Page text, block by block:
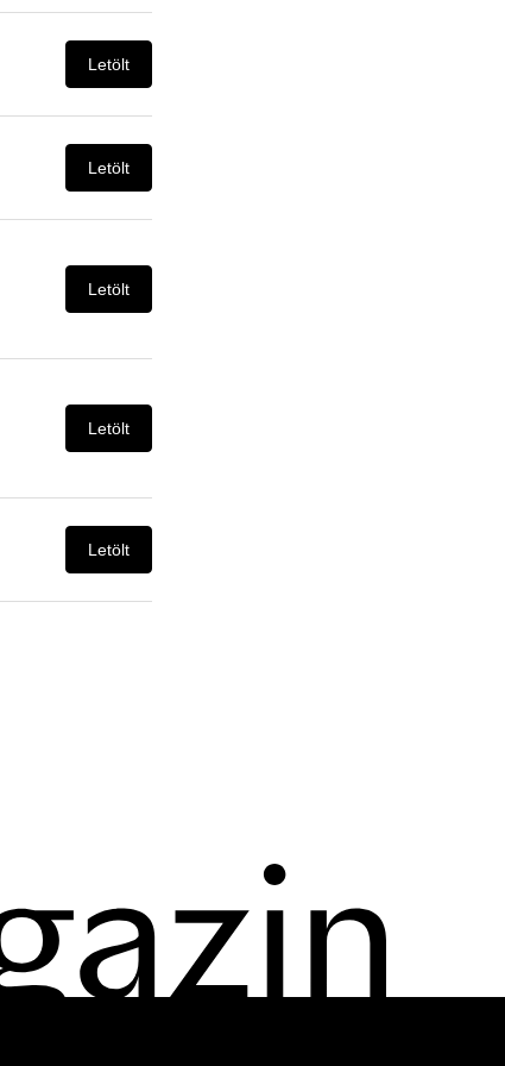
Letölt
Letölt
Letölt
Letölt
Letölt